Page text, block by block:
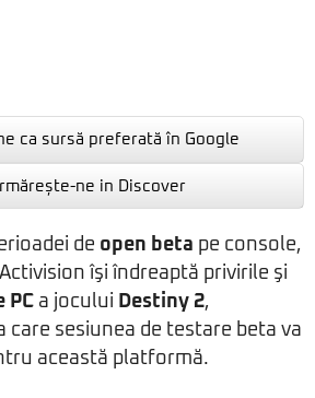
ca sursă preferată în Google
ne in Discover
de open beta pe console,
îşi îndreaptă privirile şi
PC a jocului Destiny 2,
care sesiunea de testare beta va
această platformă.